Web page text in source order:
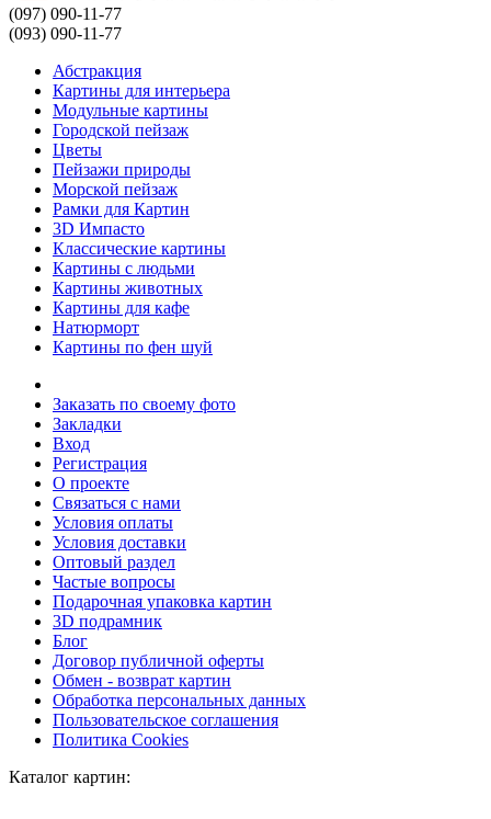
(097) 090-11-77
(093) 090-11-77
Абстракция
Картины для интерьера
Модульные картины
Городской пейзаж
Цветы
Пейзажи природы
Морской пейзаж
Рамки для Картин
3D Импасто
Классические картины
Картины с людьми
Картины животных
Картины для кафе
Натюрморт
Картины по фен шуй
Заказать по своему фото
Закладки
Вход
Регистрация
О проекте
Связаться с нами
Условия оплаты
Условия доставки
Оптовый раздел
Частые вопросы
Подарочная упаковка картин
3D подрамник
Блог
Договор публичной оферты
Обмен - возврат картин
Обработка персональных данных
Пользовательское соглашения
Политика Cookies
Каталог картин: